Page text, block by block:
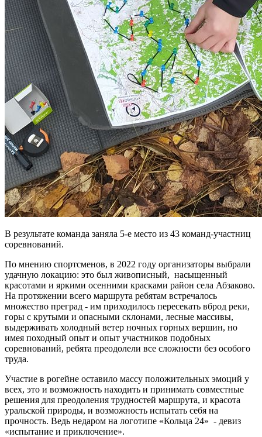
В результате команда заняла 5-е место из 43 команд-участниц
соревнований.
По мнению спортсменов, в 2022 году организаторы выбрали
удачную локацию: это был живописный, насыщенный
красотами и яркими осенними красками район села Абзаково.
На протяжении всего маршрута ребятам встречалось
множество преград - им приходилось пересекать вброд реки,
горы с крутыми и опасными склонами, лесные массивы,
выдерживать холодный ветер ночных горных вершин, но
имея походный опыт и опыт участников подобных
соревнований, ребята преодолели все сложности без особого
труда.
Участие в рогейне оставило массу положительных эмоций у
всех, это и возможность находить и принимать совместные
решения для преодоления трудностей маршрута, и красота
уральской природы, и возможность испытать себя на
прочность. Ведь недаром на логотипе «Кольца 24» - девиз
«испытание и приключение».